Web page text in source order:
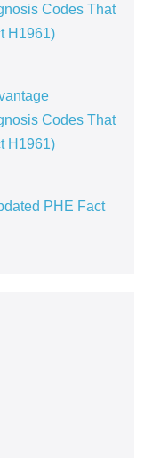
Codes That
H1961)
Codes That
H1961)
PHE Fact